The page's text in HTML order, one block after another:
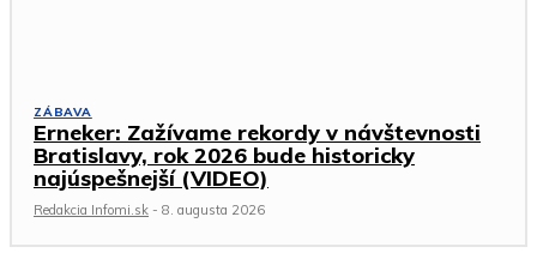
ZÁBAVA
Erneker: Zažívame rekordy v návštevnosti
Bratislavy, rok 2026 bude historicky
najúspešnejší (VIDEO)
Redakcia Infomi.sk - 8. augusta 2026